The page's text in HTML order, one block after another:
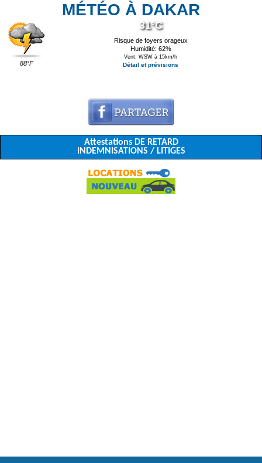
MÉTÉO À DAKAR
88°F
31°C
Risque de foyers orageux
Humidité: 62%
Vent: WSW à 15km/h
Détail et prévisions
Attestations DE RETARD
INDEMNISATIONS / LITIGES